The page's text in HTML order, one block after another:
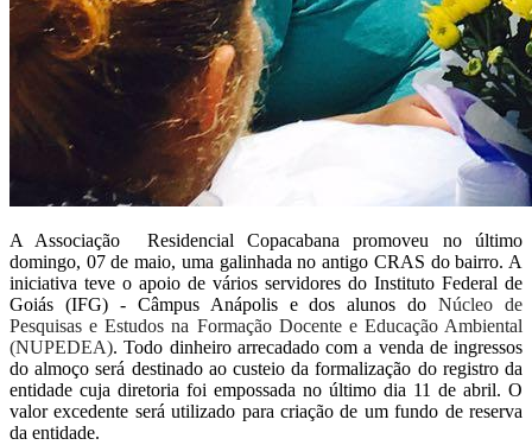
A Associação Residencial Copacabana promoveu no último
domingo, 07 de maio, uma galinhada no antigo CRAS do bairro. A
iniciativa teve o apoio de vários servidores do Instituto Federal de
Goiás (IFG) - Câmpus Anápolis e dos alunos doNúcleo de
Pesquisas e Estudos na Formação Docente e Educação Ambiental
(NUPEDEA). Todo dinheiro arrecadado com a venda de ingressos
do almoço será destinado ao custeio da formalização do registro da
entidade cuja diretoria foi empossada no último dia 11 de abril. O
valor excedente será utilizado para criação de um fundo de reserva
da entidade.